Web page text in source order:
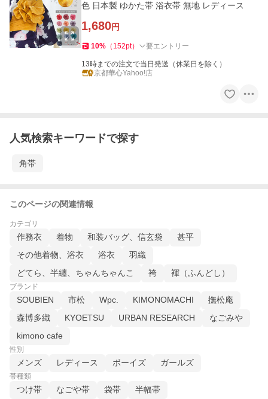
色 日本製 ゆかた帯 浴衣帯 無地 レディース
1,680円
10% （ 152pt） 要エントリー
13時までの注文で当日発送（休業日を除く）
京都華心Yahoo!店
人気検索キーワードで探す
角帯
このページの関連情報
カテゴリ
作務衣 着物 和装バッグ、信玄袋
甚平
その他着物、浴衣
浴衣
羽織
どてら、半纏、ちゃんちゃんこ
袴 褌（ふんどし）
ブランド
SOUBIEN 市松 Wpc. KIMONOMACHI
撫松庵
森博多織
KYOETSU URBAN RESEARCH
なごみや
kimono cafe
性別
メンズ レディース ボーイズ ガールズ
帯種類
つけ帯 なごや帯 袋帯 半幅帯